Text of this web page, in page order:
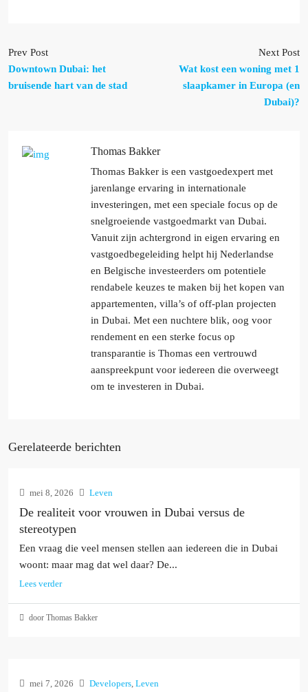
Prev Post
Downtown Dubai: het
bruisende hart van de stad
Next Post
Wat kost een woning met 1
slaapkamer in Europa (en
Dubai)?
Thomas Bakker
Thomas Bakker is een vastgoedexpert met
jarenlange ervaring in internationale
investeringen, met een speciale focus op de
snelgroeiende vastgoedmarkt van Dubai.
Vanuit zijn achtergrond in eigen ervaring en
vastgoedbegeleiding helpt hij Nederlandse
en Belgische investeerders om potentiele
rendabele keuzes te maken bij het kopen van
appartementen, villa’s of off-plan projecten
in Dubai. Met een nuchtere blik, oog voor
rendement en een sterke focus op
transparantie is Thomas een vertrouwd
aanspreekpunt voor iedereen die overweegt
om te investeren in Dubai.
Gerelateerde berichten
mei 8, 2026 Leven
De realiteit voor vrouwen in Dubai versus de
stereotypen
Een vraag die veel mensen stellen aan iedereen die in Dubai
woont: maar mag dat wel daar? De...
Lees verder
door Thomas Bakker
mei 7, 2026 Developers, Leven